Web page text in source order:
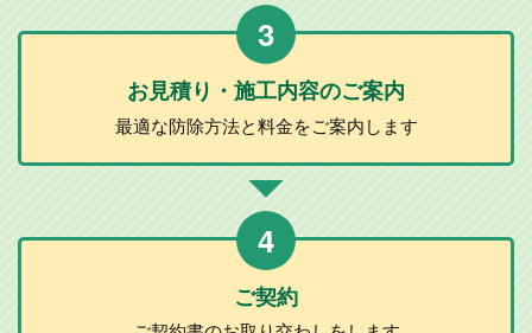
3
お見積り・施工内容のご案内
最適な防除方法と料金をご案内します
4
ご契約